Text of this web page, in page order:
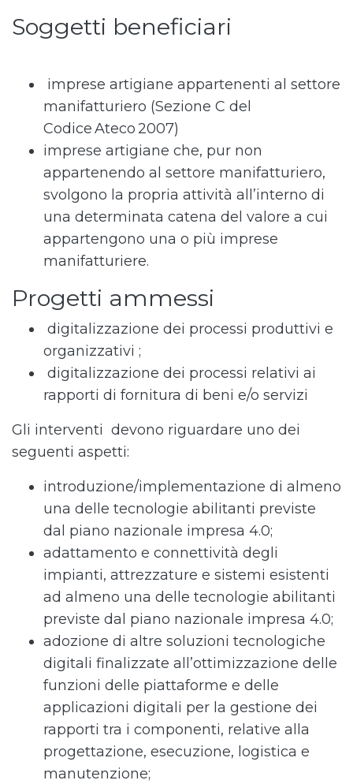
Soggetti beneficiari
imprese artigiane appartenenti al settore
manifatturiero (Sezione C del
Codice Ateco 2007)
imprese artigiane che, pur non
appartenendo al settore manifatturiero,
svolgono la propria attività all’interno di
una determinata catena del valore a cui
appartengono una o più imprese
manifatturiere.
Progetti ammessi
digitalizzazione dei processi produttivi e
organizzativi ;
digitalizzazione dei processi relativi ai
rapporti di fornitura di beni e/o servizi
Gli interventi devono riguardare uno dei
seguenti aspetti:
introduzione/implementazione di almeno
una delle tecnologie abilitanti previste
dal piano nazionale impresa 4.0;
adattamento e connettività degli
impianti, attrezzature e sistemi esistenti
ad almeno una delle tecnologie abilitanti
previste dal piano nazionale impresa 4.0;
adozione di altre soluzioni tecnologiche
digitali finalizzate all’ottimizzazione delle
funzioni delle piattaforme e delle
applicazioni digitali per la gestione dei
rapporti tra i componenti, relative alla
progettazione, esecuzione, logistica e
manutenzione;